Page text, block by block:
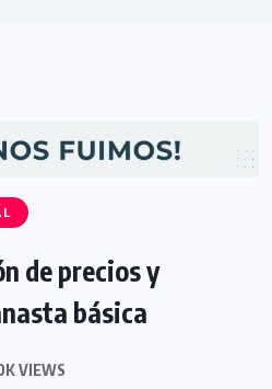
de precios y
básica
VIEWS